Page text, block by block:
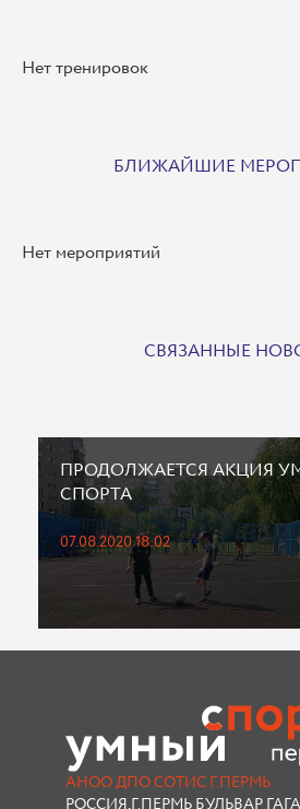
Нет тренировок
БЛИЖАЙШИЕ
Нет мероприятий
СВЯЗАННЫЕ
ПРОДОЛЖАЕТСЯ АКЦИЯ
СПОРТА
07.08.2020 18:02
АНОО ДПО СОТИС Г.ПЕРМЬ
РОССИЯ,Г.ПЕРМЬ БУЛЬВАР